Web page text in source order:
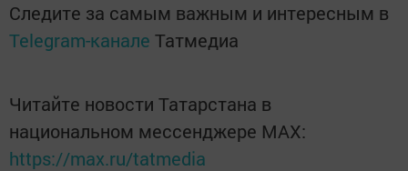
Следите за самым важным и интересным в
Telegram-канале Татмедиа
Читайте новости Татарстана в
национальном мессенджере MАХ:
https://max.ru/tatmedia